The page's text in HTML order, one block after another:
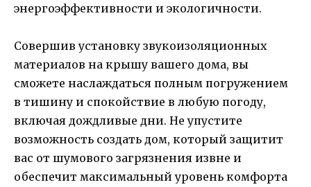
энергоэффективности и экологичности.
Совершив установку звукоизоляционных
материалов на крышу вашего дома, вы
сможете наслаждаться полным погружением
в тишину и спокойствие в любую погоду,
включая дождливые дни. Не упустите
возможность создать дом, который защитит
вас от шумового загрязнения извне и
обеспечит максимальный уровень комфорта